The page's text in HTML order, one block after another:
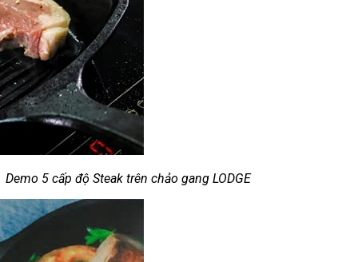
Demo 5 cấp độ Steak trên chảo gang LODGE